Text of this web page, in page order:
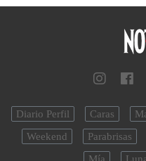
Diario Perfil Caras
Weekend
Parabrisas
Mía